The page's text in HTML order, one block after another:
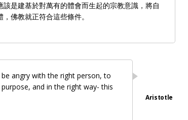
是建基於對萬有的體會而生起的宗教意識，將自
佛教就正符合這些條件。
angry with the right person, to
and in the right way- this